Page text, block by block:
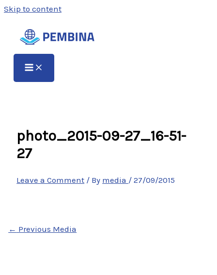
Skip to content
photo_2015-09-27_16-51-
27
Leave a Comment / By media /27/09/2015
← Previous Media